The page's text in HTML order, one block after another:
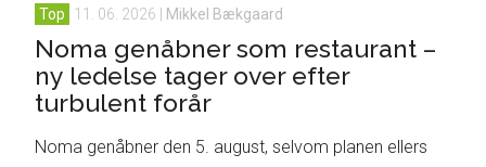
Top 11. 06. 2026 Mikkel Bækgaard
Noma genåbner som restaurant –
ny ledelse tager over efter
turbulent forår
Noma genåbner den 5. august, selvom planen ellers